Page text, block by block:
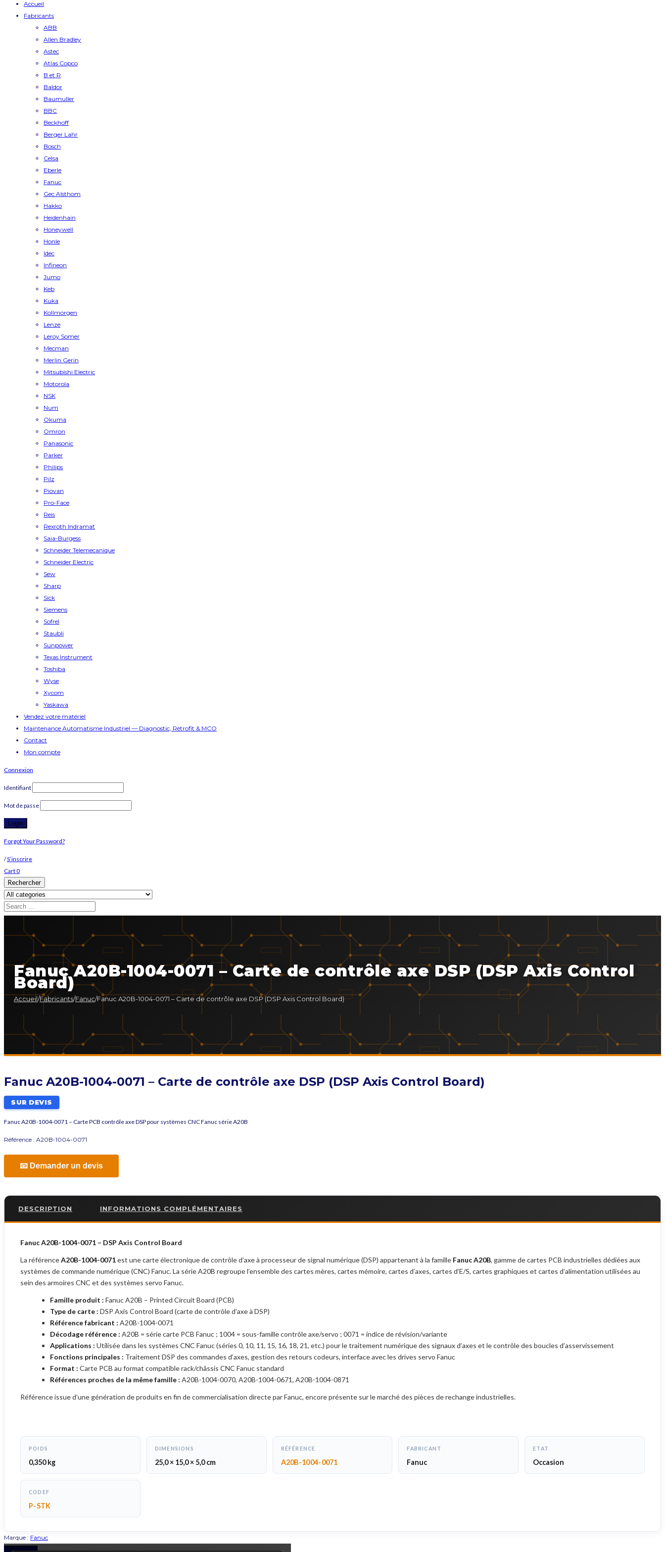
Accueil
Fabricants
ABB
Allen Bradley
Astec
Atlas Copco
B et R
Baldor
Baumuller
BBC
Beckhoff
Berger Lahr
Bosch
Celsa
Eberle
Fanuc
Gec Alsthom
Hakko
Heidenhain
Honeywell
Honle
Idec
Infineon
Jumo
Keb
Kuka
Kollmorgen
Lenze
Leroy Somer
Mecman
Merlin Gerin
Mitsubishi Electric
Motorola
NSK
Num
Okuma
Omron
Panasonic
Parker
Philips
Pilz
Piovan
Pro-Face
Reis
Rexroth Indramat
Saia-Burgess
Schneider Telemecanique
Schneider Electric
Sew
Sharp
Sick
Siemens
Sofrel
Staubli
Sunpower
Texas Instrument
Toshiba
Wyse
Xycom
Yaskawa
Vendez votre matériel
Maintenance Automatisme Industriel — Diagnostic, Rétrofit & MCO
Contact
Mon compte
Connexion
Identifiant
Mot de passe
Forgot Your Password?
/S’inscrire
Cart0
Rechercher
Fanuc A20B-1004-0071 – Carte de contrôle axe DSP (DSP Axis Control
Board)
Accueil/Fabricants/Fanuc/Fanuc A20B-1004-0071 – Carte de contrôle axe DSP (DSP Axis Control Board)
Fanuc A20B-1004-0071 – Carte de contrôle axe DSP (DSP Axis Control Board)
SUR DEVIS
Fanuc A20B-1004-0071 – Carte PCB contrôle axe DSP pour systèmes CNC Fanuc série A20B
Référence : A20B-1004-0071
📧 Demander un devis
DESCRIPTION INFORMATIONS COMPLÉMENTAIRES
Fanuc A20B-1004-0071 – DSP Axis Control Board
La référenceA20B-1004-0071est une carte électronique de contrôle d’axe à processeur de signal numérique (DSP) appartenant à la famille Fanuc A20B, gamme de cartes PCB industrielles dédiées aux
systèmes de commande numérique (CNC) Fanuc. La série A20B regroupe l’ensemble des cartes mères, cartes mémoire, cartes d’axes, cartes d’E/S, cartes graphiques et cartes d’alimentation utilisées au
sein des armoires CNC et des systèmes servo Fanuc.
Famille produit : Fanuc A20B – Printed Circuit Board (PCB)
Type de carte : DSP Axis Control Board (carte de contrôle d’axe à DSP)
Référence fabricant : A20B-1004-0071
Décodage référence : A20B = série carte PCB Fanuc ; 1004 = sous-famille contrôle axe/servo ; 0071 = indice de révision/variante
Applications : Utilisée dans les systèmes CNC Fanuc (séries 0, 10, 11, 15, 16, 18, 21, etc.) pour le traitement numérique des signaux d’axes et le contrôle des boucles d’asservissement
Fonctions principales : Traitement DSP des commandes d’axes, gestion des retours codeurs, interface avec les drives servo Fanuc
Format : Carte PCB au format compatible rack/châssis CNC Fanuc standard
Références proches de la même famille : A20B-1004-0070, A20B-1004-0671, A20B-1004-0871
Référence issue d’une génération de produits en fin de commercialisation directe par Fanuc, encore présente sur le marché des pièces de rechange industrielles.
POIDS
0,350 kg
DIMENSIONS
25,0 × 15,0 × 5,0 cm
RÉFÉRENCE
A20B-1004-0071
FABRICANT
Fanuc
ETAT
Occasion
CODEF
P-STK
Marque : Fanuc
Back to Top